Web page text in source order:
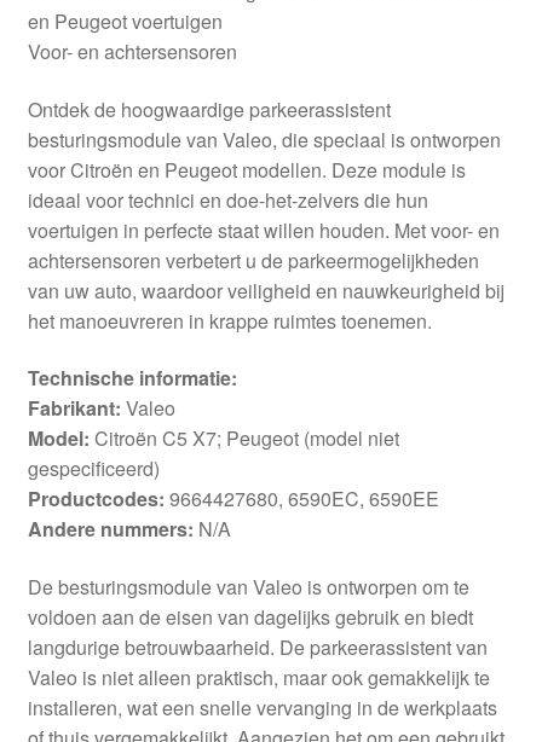
en Peugeot voertuigen
Voor- en achtersensoren
Ontdek de hoogwaardige parkeerassistent
besturingsmodule van Valeo, die speciaal is ontworpen
voor Citroën en Peugeot modellen. Deze module is
ideaal voor technici en doe-het-zelvers die hun
voertuigen in perfecte staat willen houden. Met voor- en
achtersensoren verbetert u de parkeermogelijkheden
van uw auto, waardoor veiligheid en nauwkeurigheid bij
het manoeuvreren in krappe ruimtes toenemen.
Technische informatie:
Fabrikant: Valeo
Model: Citroën C5 X7; Peugeot (model niet
gespecificeerd)
Productcodes: 9664427680, 6590EC, 6590EE
Andere nummers: N/A
De besturingsmodule van Valeo is ontworpen om te
voldoen aan de eisen van dagelijks gebruik en biedt
langdurige betrouwbaarheid. De parkeerassistent van
Valeo is niet alleen praktisch, maar ook gemakkelijk te
installeren, wat een snelle vervanging in de werkplaats